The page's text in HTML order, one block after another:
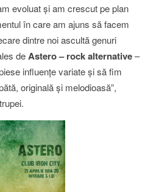
evoluat şi am crescut pe plan
în care am ajuns să facem
dintre noi ascultă genuri
deAstero – rock alternative–
influenţe variate şi să fim
originală şi melodioasă”,